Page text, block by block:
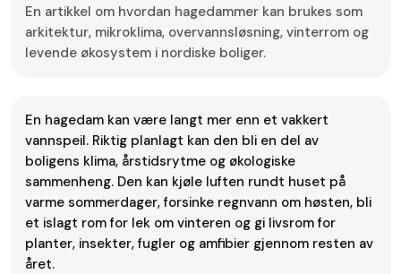
En artikkel om hvordan hagedammer kan brukes som
arkitektur, mikroklima, overvannsløsning, vinterrom og
levende økosystem i nordiske boliger.
En hagedam kan være langt mer enn et vakkert
vannspeil. Riktig planlagt kan den bli en del av
boligens klima, årstidsrytme og økologiske
sammenheng. Den kan kjøle luften rundt huset på
varme sommerdager, forsinke regnvann om høsten, bli
et islagt rom for lek om vinteren og gi livsrom for
planter, insekter, fugler og amfibier gjennom resten av
året.